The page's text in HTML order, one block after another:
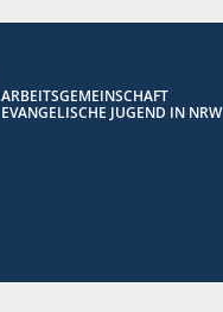
ARBEITSGEMEINSCHAFT
EVANGELISCHE JUGEND IN NRW